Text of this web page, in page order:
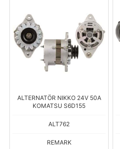
ALTERNATÖR NIKKO 24V 50A
KOMATSU S6D155
ALT762
REMARK